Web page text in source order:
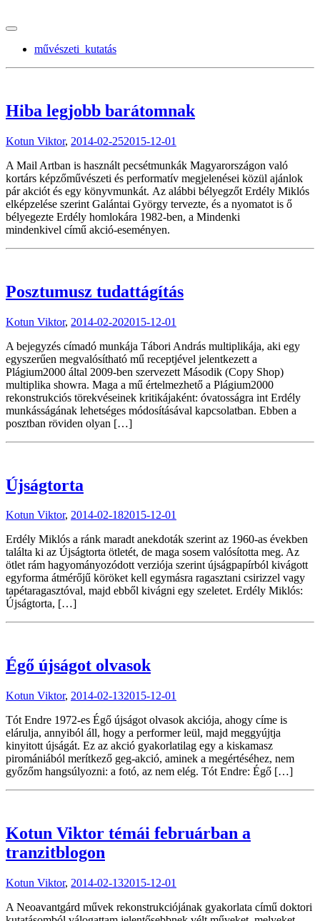
művészeti_kutatás
Hiba legjobb barátomnak
Kotun Viktor, 2014-02-252015-12-01
A Mail Artban is használt pecsétmunkák Magyarországon való
kortárs képzőművészeti és performatív megjelenései közül ajánlok
pár akciót és egy könyvmunkát. Az alábbi bélyegzőt Erdély Miklós
elképzelése szerint Galántai György tervezte, és a nyomatot is ő
bélyegezte Erdély homlokára 1982-ben, a Mindenki
mindenkivel című akció-eseményen.
Posztumusz tudattágítás
Kotun Viktor, 2014-02-202015-12-01
A bejegyzés címadó munkája Tábori András multiplikája, aki egy
egyszerűen megvalósítható mű receptjével jelentkezett a
Plágium2000 által 2009-ben szervezett Második (Copy Shop)
multiplika showra. Maga a mű értelmezhető a Plágium2000
rekonstrukciós törekvéseinek kritikájaként: óvatosságra int Erdély
munkásságának lehetséges módosításával kapcsolatban. Ebben a
posztban röviden olyan […]
Újságtorta
Kotun Viktor, 2014-02-182015-12-01
Erdély Miklós a ránk maradt anekdoták szerint az 1960-as években
találta ki az Újságtorta ötletét, de maga sosem valósította meg. Az
ötlet rám hagyományozódott verziója szerint újságpapírból kivágott
egyforma átmérőjű köröket kell egymásra ragasztani csirizzel vagy
tapétaragasztóval, majd ebből kivágni egy szeletet. Erdély Miklós:
Újságtorta, […]
Égő újságot olvasok
Kotun Viktor, 2014-02-132015-12-01
Tót Endre 1972-es Égő újságot olvasok akciója, ahogy címe is
elárulja, annyiból áll, hogy a performer leül, majd meggyújtja
kinyitott újságát. Ez az akció gyakorlatilag egy a kiskamasz
piromániából merítkező geg-akció, aminek a megértéséhez, nem
győzőm hangsúlyozni: a fotó, az nem elég. Tót Endre: Égő […]
Kotun Viktor témái februárban a
tranzitblogon
Kotun Viktor, 2014-02-132015-12-01
A Neoavantgárd művek rekonstrukciójának gyakorlata című doktori